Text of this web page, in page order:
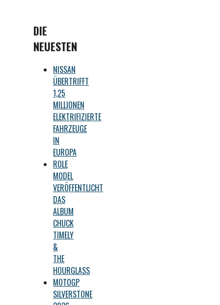
DIE
NEUESTEN
NISSAN
ÜBERTRIFFT
1,25
MILLIONEN
ELEKTRIFIZIERTE
FAHRZEUGE
IN
EUROPA
ROLE
MODEL
VERÖFFENTLICHT
DAS
ALBUM
CHUCK
TIMELY
&
THE
HOURGLASS
MOTOGP
SILVERSTONE